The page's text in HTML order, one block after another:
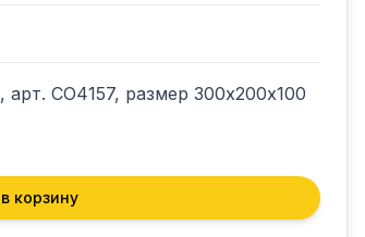
CO4157, размер 300х200х100
корзину